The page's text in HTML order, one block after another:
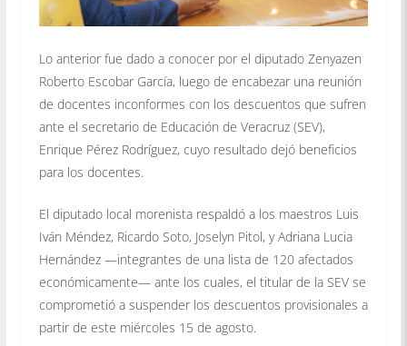
Lo anterior fue dado a conocer por el diputado Zenyazen
Roberto Escobar García, luego de encabezar una reunión
de docentes inconformes con los descuentos que sufren
ante el secretario de Educación de Veracruz (SEV),
Enrique Pérez Rodríguez, cuyo resultado dejó beneficios
para los docentes.
El diputado local morenista respaldó a los maestros Luis
Iván Méndez, Ricardo Soto, Joselyn Pitol, y Adriana Lucia
Hernández —integrantes de una lista de 120 afectados
económicamente— ante los cuales, el titular de la SEV se
comprometió a suspender los descuentos provisionales a
partir de este miércoles 15 de agosto.